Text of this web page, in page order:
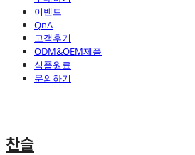
이벤트
QnA
고객후기
ODM&OEM제품
식품원료
문의하기
찬슬